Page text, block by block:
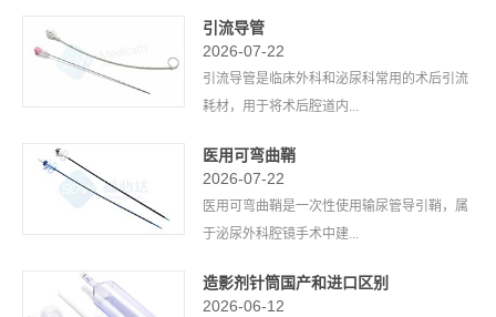
引流导管
2026-07-22
引流导管是临床外科和泌尿科常用的术后引流
耗材，用于将术后腔道内...
医用可弯曲鞘
2026-07-22
医用可弯曲鞘是一次性使用输尿管导引鞘，属
于泌尿外科腔镜手术中建...
造影剂针筒国产和进口区别
2026-06-12